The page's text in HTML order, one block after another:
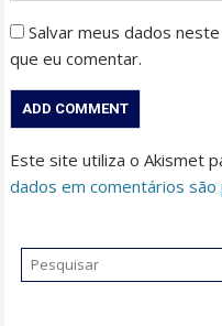
Salvar meus dados
que eu comentar.
Este site utiliza o Akismet
dados em comentários